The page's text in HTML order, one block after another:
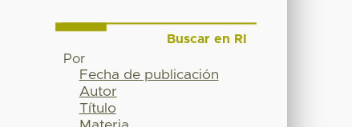
Buscar en RI
Por
Fecha de publicación
Autor
Título